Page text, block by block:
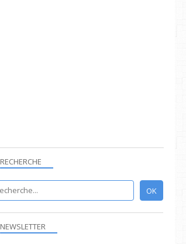
NEWSLETTER
RECHERCHE